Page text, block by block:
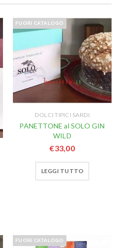
FUORI CATALOGO
DOLCI TIPICI SARDI
PANETTONE al SOLO GIN
WILD
€33,00
LEGGI TUTTO
FUORI CATALOGO